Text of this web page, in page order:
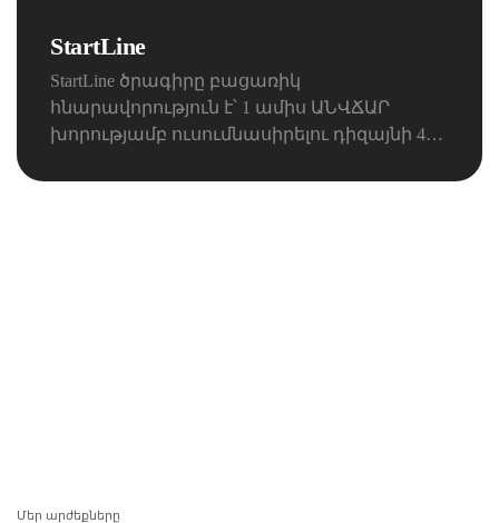
StartLine
StartLine ծրագիրը բացառիկ
հնարավորություն է՝ 1 ամիս ԱՆՎՃԱՐ
խորությամբ ուսումնասիրելու դիզայնի 4
աշխարհը ձեզ համար:
Մեր արժեքները